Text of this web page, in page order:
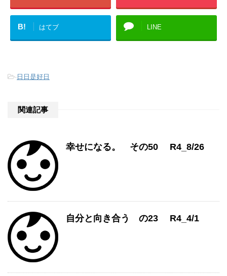
B! はてブ LINE
-日日是好日
関連記事
幸せになる。 その50 R4_8/26
自分と向き合う の23 R4_4/1